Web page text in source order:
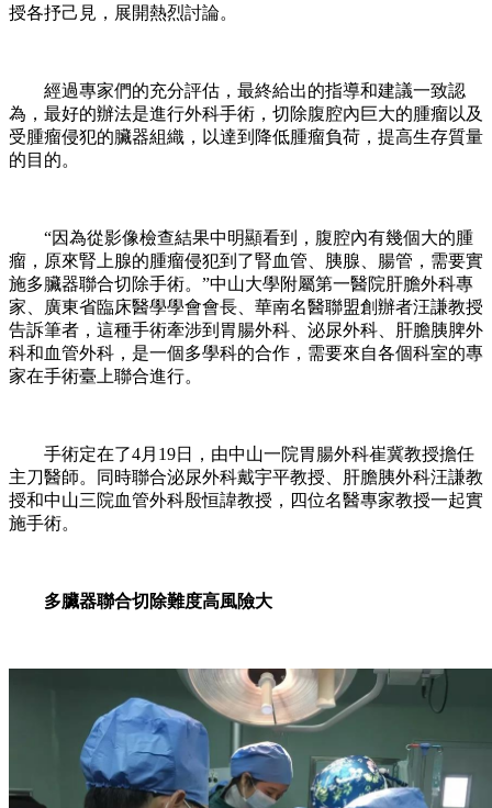
授各抒己見，展開熱烈討論。
經過專家們的充分評估，最終給出的指導和建議一致認
為，最好的辦法是進行外科手術，切除腹腔內巨大的腫瘤以及
受腫瘤侵犯的臟器組織，以達到降低腫瘤負荷，提高生存質量
的目的。
“因為從影像檢查結果中明顯看到，腹腔內有幾個大的腫
瘤，原來腎上腺的腫瘤侵犯到了腎血管、胰腺、腸管，需要實
施多臟器聯合切除手術。”中山大學附屬第一醫院肝膽外科專
家、廣東省臨床醫學學會會長、華南名醫聯盟創辦者汪謙教授
告訴筆者，這種手術牽涉到胃腸外科、泌尿外科、肝膽胰脾外
科和血管外科，是一個多學科的合作，需要來自各個科室的專
家在手術臺上聯合進行。
手術定在了4月19日，由中山一院胃腸外科崔冀教授擔任
主刀醫師。同時聯合泌尿外科戴宇平教授、肝膽胰外科汪謙教
授和中山三院血管外科殷恒諱教授，四位名醫專家教授一起實
施手術。
多臟器聯合切除難度高風險大